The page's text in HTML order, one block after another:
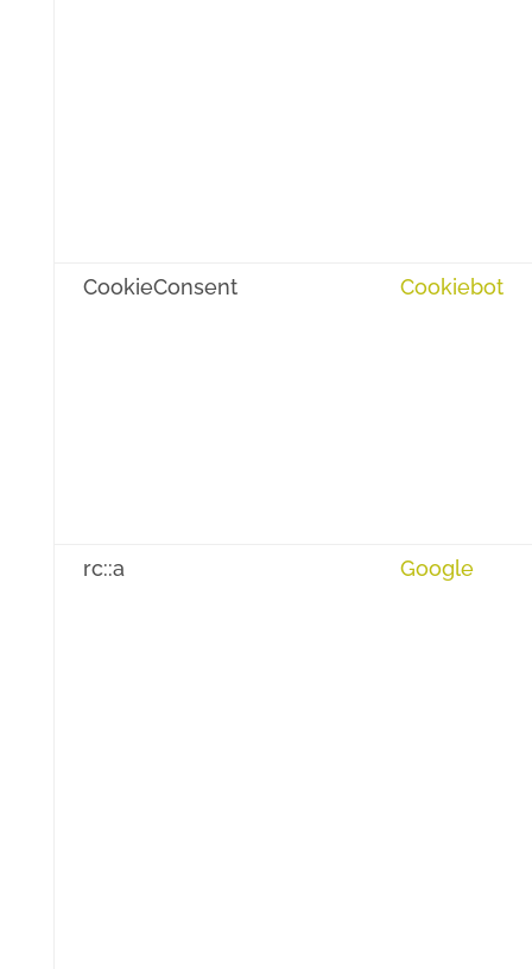
CookieConsent Cookiebot
rc::a Google